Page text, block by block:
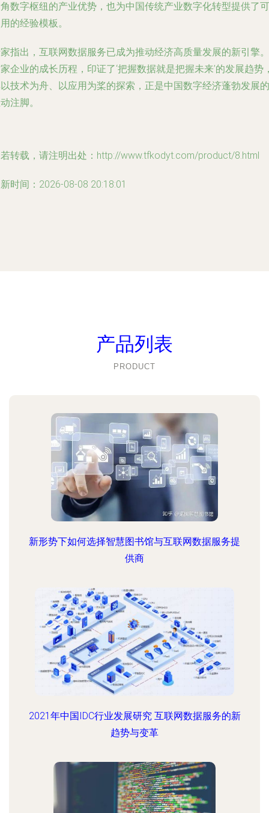
数字枢纽的产业优势，也为中国传统产业数字化转型提供了可
的经验模板。
指出，互联网数据服务已成为推动经济高质量发展的新引擎。
企业的成长历程，印证了‘把握数据就是把握未来’的发展趋势
技术为舟、以应用为桨的探索，正是中国数字经济蓬勃发展的
注脚。
转载，请注明出处：http://www.tfkodyt.com/product/8.html
时间：2026-08-08 20:18:01
产品列表
PRODUCT
新形势下如何选择智慧图书馆与互联网数据服务提
供商
2021年中国IDC行业发展研究 互联网数据服务的新
趋势与变革